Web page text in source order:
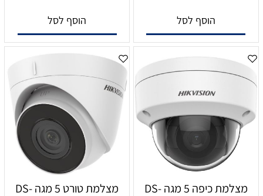
הוסף לסל הוסף לסל
מצלמת כיפה 5 מגה DS-
מצלמת טורט 5 מגה DS-